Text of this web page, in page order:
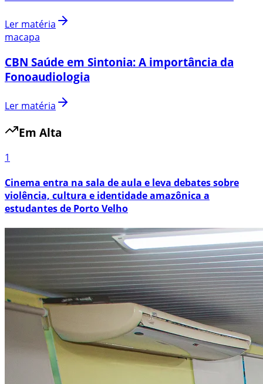
Ler matéria
macapa
CBN Saúde em Sintonia: A importância da
Fonoaudiologia
Ler matéria
Em Alta
1
Cinema entra na sala de aula e leva debates sobre
violência, cultura e identidade amazônica a
estudantes de Porto Velho